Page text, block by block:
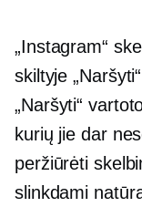
„Instagram“
skiltyje
„Naršyti“
kurių jie dar
peržiūrėti
slinkdami